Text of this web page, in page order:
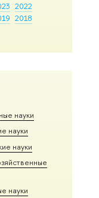
2022
2018
науки
науки
науки
науки